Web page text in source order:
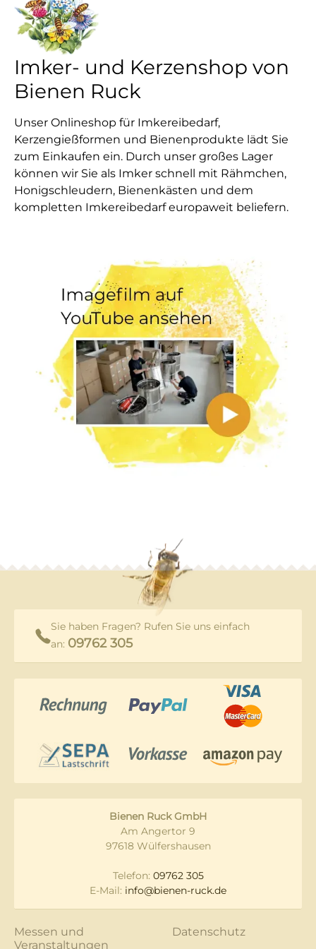
Imker- und Kerzenshop von
Bienen Ruck
Unser Onlineshop für Imkereibedarf,
Kerzengießformen und Bienenprodukte lädt Sie
zum Einkaufen ein. Durch unser großes Lager
können wir Sie als Imker schnell mit Rähmchen,
Honigschleudern, Bienenkästen und dem
kompletten Imkereibedarf europaweit beliefern.
Sie haben Fragen? Rufen Sie uns einfach
an: 09762 305
Bienen Ruck GmbH
Am Angertor 9
97618 Wülfershausen
Telefon: 09762 305
E-Mail: info@bienen-ruck.de
Messen und
Veranstaltungen
Datenschutz